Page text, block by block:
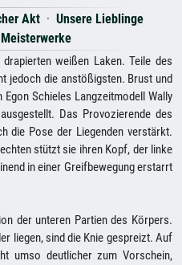
Akt · Unsere Lieblinge
weißen Laken. Teile des
jedoch die anstößigsten. Brust und
Schieles Langzeitmodell Wally
Das Provozierende des
die Pose der Liegenden verstärkt.
stützt sie ihren Kopf, der linke
in einer Greifbewegung erstarrt
der unteren Partien des Körpers.
liegen, sind die Knie gespreizt. Auf
umso deutlicher zum Vorschein,